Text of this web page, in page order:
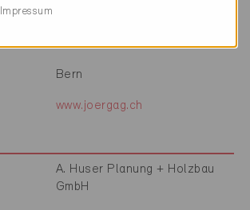
Bätterkinden
Bern
www.joergag.ch
A. Huser Planung + Holzbau
GmbH
Impressum